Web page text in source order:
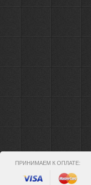
ПРИНИМАЕМ К ОПЛАТЕ: